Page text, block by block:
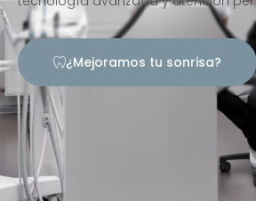
¿Mejoramos tu sonrisa?